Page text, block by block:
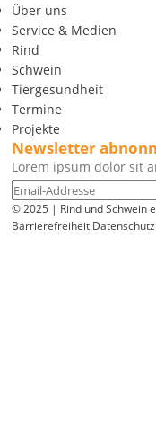
Über uns
Service & Medien
Rind
Schwein
Tiergesundheit
Termine
Projekte
Newsletter
Lorem ipsum dolor sit
© 2025 | Rind und Schwein
Barrierefreiheit Datenschutz